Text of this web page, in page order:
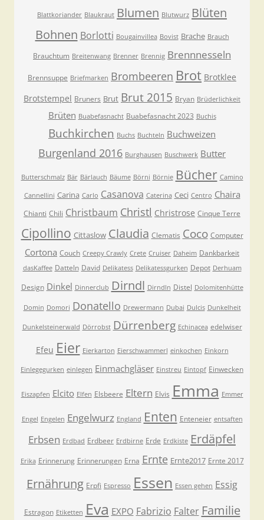
Blattkoriander Blaukraut Blumen Blutwurz Blüten
Bohnen Borlotti Bougainvillea Bovist Brache Brauch
Brauchtum Breitenwang Brenner Brennig Brennnesseln
Brennsuppe Briefmarken Brombeeren Brot Brotklee
Brotstempel Bruners Brut Brut 2015 Bryan Brüderlichkeit
Brüten Buabefasnacht Buabefasnacht 2023 Buchis
Buchkirchen Buchs Buchteln Buchweizen
Burgenland 2016 Burghausen Buschwerk Butter
Butterschmalz Bär Bärlauch Bäume Börni Börnie Bücher Camino
Cannellini Carina Carlo Casanova Caterina Ceci Centro Chaira
Chianti Chili Christbaum Christl Christrose Cinque Terre
Cipollino Cittaslow Claudia Clematis Coco Computer
Cortona Couch Creepy Crawly Crete Cruiser Daheim Dankbarkeit
dasKaffee Datteln David Delikatess Delikatessgurken Depot Derhuam
Design Dinkel Dinnerclub Dirndl Dirndln Distel Dolomitenhütte
Domin Domori Donatello Drewermann Dubai Dulcis Dunkelheit
Dunkelsteinerwald Dörrobst Dürrenberg Echinacea edelwiser
Efeu Eier Eierkarton Eierschwammerl einkochen Einkorn
Einlegegurken einlegen Einmachgläser Einstreu Eintopf Einwecken
Eiszapfen Elcito Elfen Elsbeere Eltern Elvis Emma Emmer
Engel Engelen Engelwurz England Enten Enteneier entsaften
Erbsen Erdbad Erdbeer Erdbirne Erde Erdkiste Erdäpfel
Erika Erinnerung Erinnerungen Erna Ernte Ernte2017 Ernte 2017
Ernährung Erpfi Espresso Essen Essen gehen Essig
Estragon Etiketten Eva EXPO Fabrizio Falter Familie